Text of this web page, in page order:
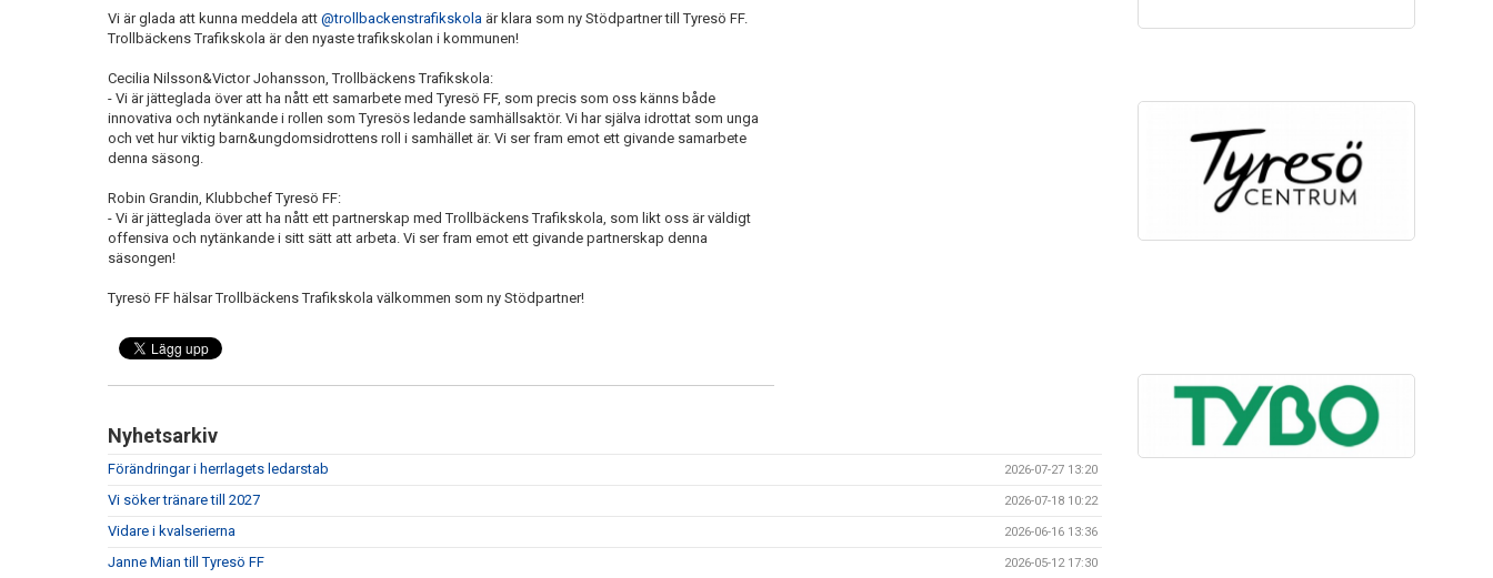
Vi är glada att kunna meddela att @trollbackenstrafikskola är klara som ny Stödpartner till Tyresö FF.
Trollbäckens Trafikskola är den nyaste trafikskolan i kommunen!
Cecilia Nilsson&Victor Johansson, Trollbäckens Trafikskola:
- Vi är jätteglada över att ha nått ett samarbete med Tyresö FF, som precis som oss känns både
innovativa och nytänkande i rollen som Tyresös ledande samhällsaktör. Vi har själva idrottat som unga
och vet hur viktig barn&ungdomsidrottens roll i samhället är. Vi ser fram emot ett givande samarbete
denna säsong.
Robin Grandin, Klubbchef Tyresö FF:
- Vi är jätteglada över att ha nått ett partnerskap med Trollbäckens Trafikskola, som likt oss är väldigt
offensiva och nytänkande i sitt sätt att arbeta. Vi ser fram emot ett givande partnerskap denna
säsongen!
Tyresö FF hälsar Trollbäckens Trafikskola välkommen som ny Stödpartner!
Nyhetsarkiv
Förändringar i herrlagets ledarstab 2026-07-27 13:20
Vi söker tränare till 2027 2026-07-18 10:22
Vidare i kvalserierna 2026-06-16 13:36
Janne Mian till Tyresö FF 2026-05-12 17:30